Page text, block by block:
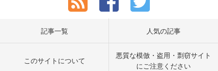
記事一覧 人気の記事
このサイトについて
悪質な模倣・盗用・剽窃サイト
にご注意ください